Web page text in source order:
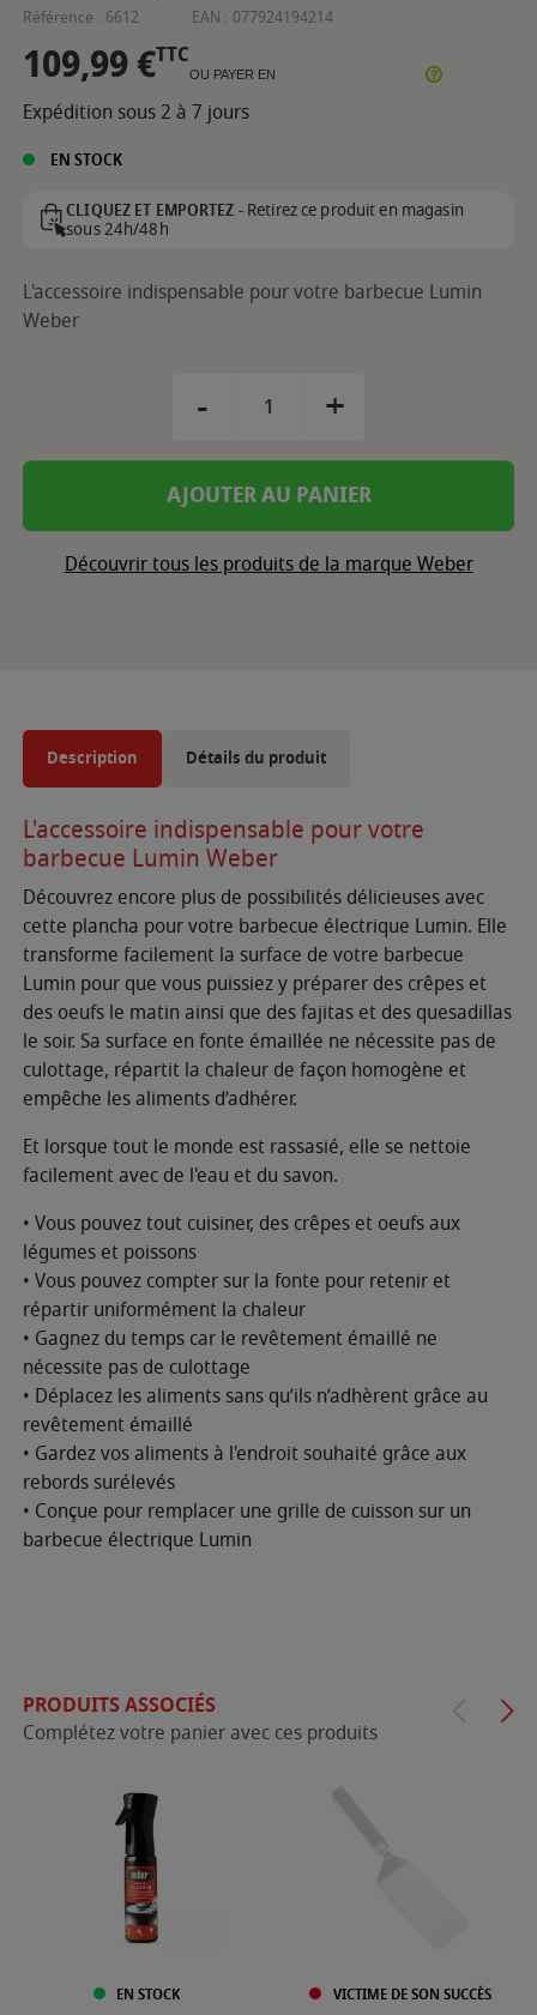
Référence : 6612 EAN : 077924194214
109,99 €TTC
OU PAYER EN
Expédition sous 2 à 7 jours
EN STOCK
CLIQUEZ ET EMPORTEZ -Retirez ce produit en magasin
sous 24h/48h
L'accessoire indispensable pour votre barbecue Lumin
Weber
- +
AJOUTER AU PANIER
Découvrir tous les produits de la marque Weber
Description Détails du produit
L'accessoire indispensable pour votre
barbecue Lumin Weber
Découvrez encore plus de possibilités délicieuses avec
cette plancha pour votre barbecue électrique Lumin. Elle
transforme facilement la surface de votre barbecue
Lumin pour que vous puissiez y préparer des crêpes et
des oeufs le matin ainsi que des fajitas et des quesadillas
le soir. Sa surface en fonte émaillée ne nécessite pas de
culottage, répartit la chaleur de façon homogène et
empêche les aliments d’adhérer.
Et lorsque tout le monde est rassasié, elle se nettoie
facilement avec de l'eau et du savon.
• Vous pouvez tout cuisiner, des crêpes et oeufs aux
légumes et poissons
• Vous pouvez compter sur la fonte pour retenir et
répartir uniformément la chaleur
• Gagnez du temps car le revêtement émaillé ne
nécessite pas de culottage
• Déplacez les aliments sans qu’ils n’adhèrent grâce au
revêtement émaillé
• Gardez vos aliments à l'endroit souhaité grâce aux
rebords surélevés
• Conçue pour remplacer une grille de cuisson sur un
barbecue électrique Lumin
PRODUITS ASSOCIÉS
Complétez votre panier avec ces produits
EN STOCK VICTIME DE SON SUCCÈS